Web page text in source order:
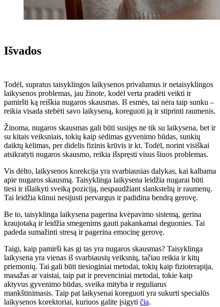
Išvados
Todėl, supratus taisyklingos laikysenos privalumus ir netaisyklingos
laikysenos problemas, jau žinote, kodėl verta pradėti veikti ir
pamiršti ką reiškia nugaros skausmas. Iš esmės, tai nėra taip sunku –
reikia visada stebėti savo laikyseną, koreguoti ją ir stiprinti raumenis.
Žinoma, nugaros skausmas gali būti susijęs ne tik su laikysena, bet ir
su kitais veiksniais, tokių kaip sėdimas gyvenimo būdas, sunkių
daiktų kėlimas, per didelis fizinis krūvis ir kt. Todėl, norint visiškai
atsikratyti nugaros skausmo, reikia išspręsti visus šiuos problemas.
Vis dėlto, laikysenos korekcija yra svarbiausias dalykas, kai kalbama
apie nugaros skausmą. Taisyklinga laikysena leidžia nugarai būti
tiesi ir išlaikyti sveiką poziciją, nespaudžiant slankstelių ir raumenų.
Tai leidžia kūnui nesijusti pervargus ir padidina bendrą gerovę.
Be to, taisyklinga laikysena pagerina kvėpavimo sistemą, gerina
kraujotaką ir leidžia smegenims gauti pakankamai deguonies. Tai
padeda sumažinti stresą ir pagerina emocinę gerovę.
Taigi, kaip pamirši kas gi tas yra nugaros skausmas? Taisyklinga
laikysena yra vienas iš svarbiausių veiksnių, tačiau reikia ir kitų
priemonių. Tai gali būti tiesioginiai metodai, tokių kaip fizioterapija,
masažas ar vaistai, taip pat ir prevenciniai metodai, tokie kaip
aktyvus gyvenimo būdas, sveika mityba ir reguliarus
mankštinimasis. Taip pat laikysenai koreguoti yra sukurti specialūs
laikysenos korektoriai, kuriuos galite įsigyti čia.